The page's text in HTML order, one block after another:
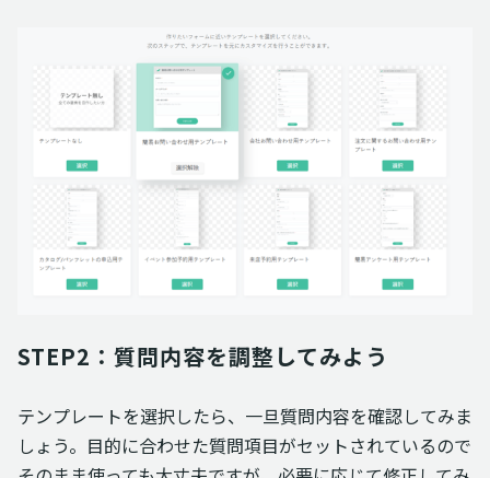
STEP2：質問内容を調整してみよう
テンプレートを選択したら、一旦質問内容を確認してみま
しょう。目的に合わせた質問項目がセットされているので